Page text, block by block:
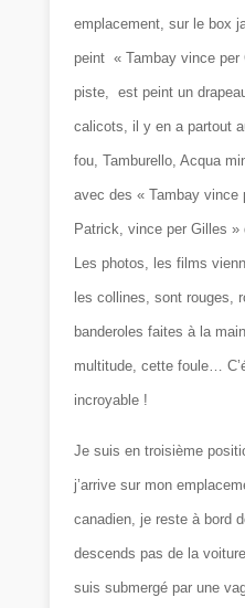
emplacement, sur le box
peint « Tambay vince
piste, est peint un
calicots, il y en a partout
fou, Tamburello, Acqua
avec des « Tambay vince
Patrick, vince per Gilles
Les photos, les films
les collines, sont rouges,
banderoles faites à la
multitude, cette foule…
incroyable !
Je suis en troisième
j’arrive sur mon
canadien, je reste à bord
descends pas de la
suis submergé par une